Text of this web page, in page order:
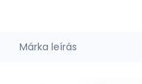
Márka leírás